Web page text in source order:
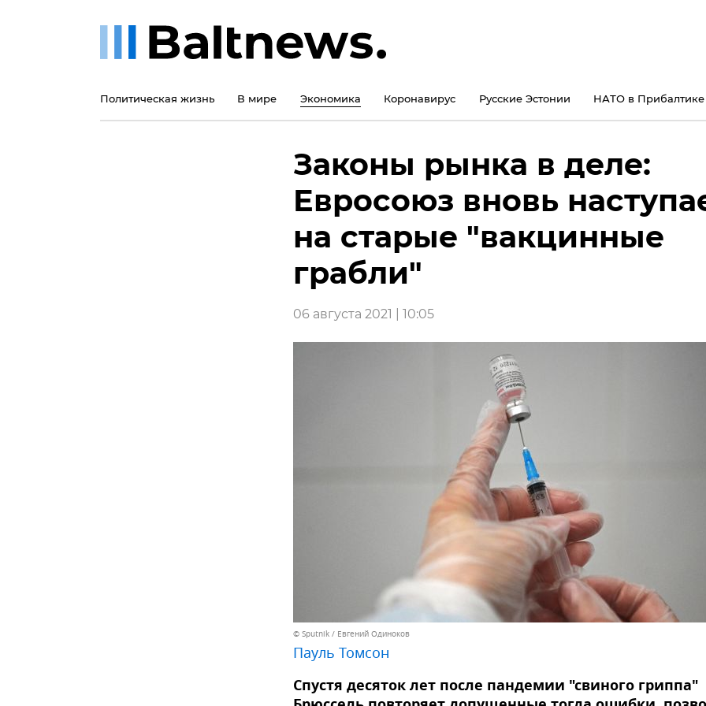
Политическая жизнь В мире Экономика Коронавирус Русские Эстонии НАТО в Прибалтике
Законы рынка в деле:
Евросоюз вновь
на старые "вакцинные
грабли"
06 августа 2021 | 10:05
© Sputnik / Евгений Одиноков
Пауль Томсон
Спустя десяток лет после пандемии "свиного гриппа"